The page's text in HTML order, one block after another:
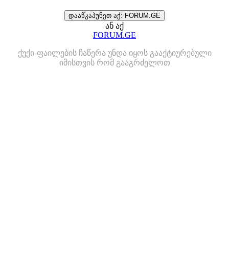
დააწკაპუნეთ აქ: FORUM.GE
ან აქ
FORUM.GE
ქუქი-ფაილების ჩაწერა უნდა იყოს გააქტიურებული
იმისთვის რომ გააგრძელოთ